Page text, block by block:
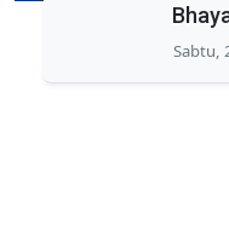
Sabtu,